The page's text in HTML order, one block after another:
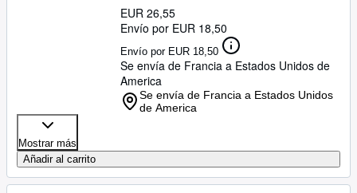
EUR 26,55
Envío por EUR 18,50
Envío por EUR 18,50
Se envía de Francia a Estados Unidos de
America
Se envía de Francia a Estados Unidos
de America
Mostrar más
Añadir al carrito